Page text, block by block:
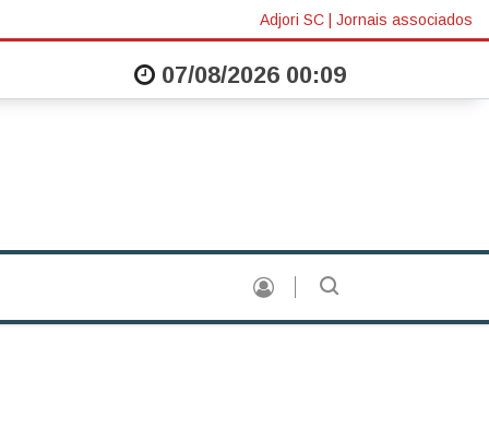
Adjori SC | Jornais associados
realiza mais uma edição do “Fale com o Prefeito” nesta quarta |
07/08/2026 00:09